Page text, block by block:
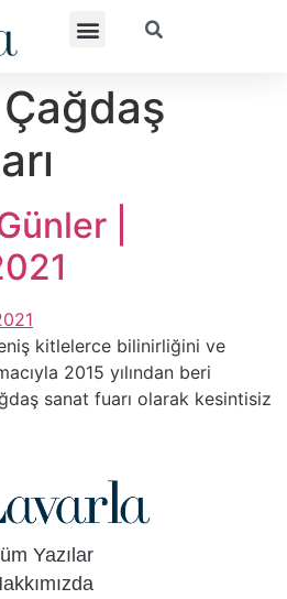
|
kitlelerce bilinirliğini ve
2015 yılından beri
sanat fuarı olarak kesintisiz
Yazılar